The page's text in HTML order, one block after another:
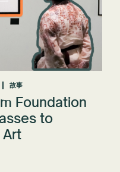
故事
Foundation
to